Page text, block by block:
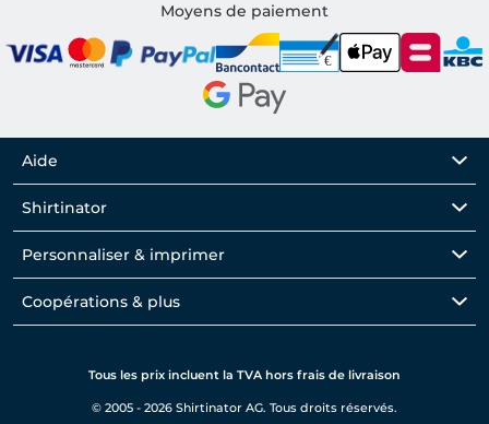
Moyens de paiement
Aide
Shirtinator
Personnaliser & imprimer
Coopérations & plus
Tous les prix incluent la TVA hors frais de livraison
© 2005 - 2026 Shirtinator AG. Tous droits réservés.